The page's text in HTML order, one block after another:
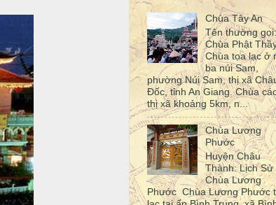
Chùa Tây An
Tên thường gọi:
Chùa Phật
Chùa tọa lạc ở
ba núi Sam,
phường Núi Sam, thị xã
Đốc, tỉnh An Giang. Chùa
thị xã khoảng 5km, n...
Chùa Lương
Phước
Huyện Châu
Thành: Lịch Sử
Chùa Lương
Phước Chùa Lương Phước